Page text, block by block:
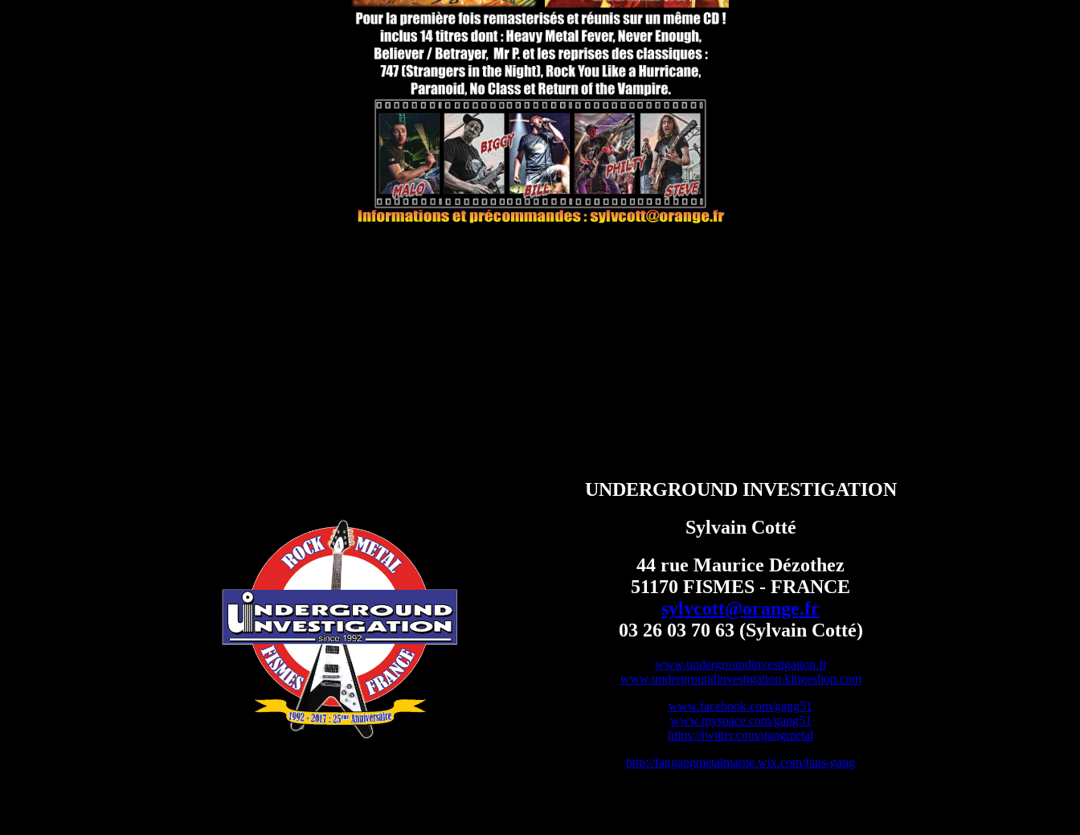
UNDERGROUND INVESTIGATION
Sylvain Cotté
44 rue Maurice Dézothez
51170 FISMES - FRANCE
sylvcott@orange.fr
03 26 03 70 63 (Sylvain Cotté)
www.undergroundinvestigation.fr
www.undergroundinvestigation.kingeshop.com
www.facebook.com/gang51
www.myspace.com/gang51
https://twitter.com/gangmetal
http://fangangmetalmarne.wix.com/fans-gang